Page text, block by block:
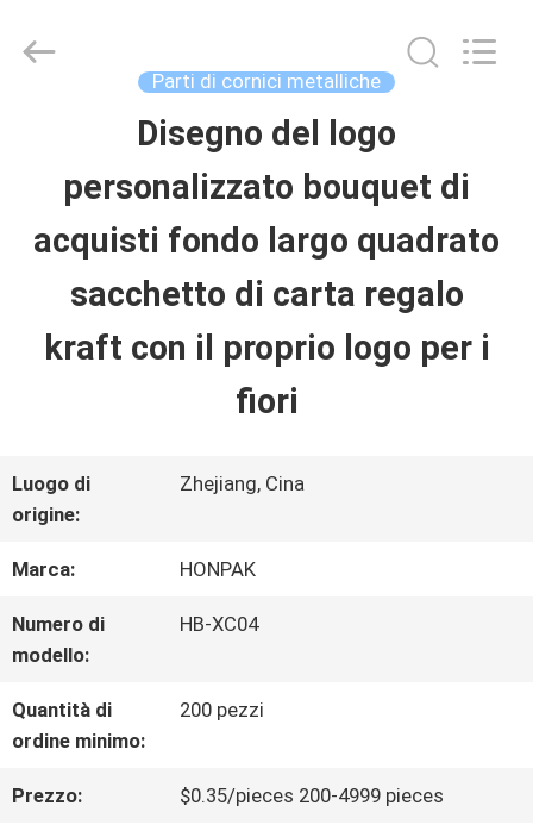
PRODOTTI
VISITA
ALLA
FABBRICA
CONTROLLO
DELLA
QUALITÀ
Electric
Parti di cornici metalliche
Disegno del logo
personalizzato bouquet di
acquisti fondo largo quadrato
sacchetto di carta regalo
kraft con il proprio logo per i
fiori
Luogo di
origine:
Zhejiang, Cina
Marca: HONPAK
Numero di
modello:
HB-XC04
Quantità di
ordine minimo:
200 pezzi
Prezzo: $0.35/pieces 200-4999 pieces